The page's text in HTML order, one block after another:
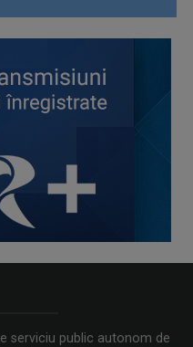
serviciu public autonom de